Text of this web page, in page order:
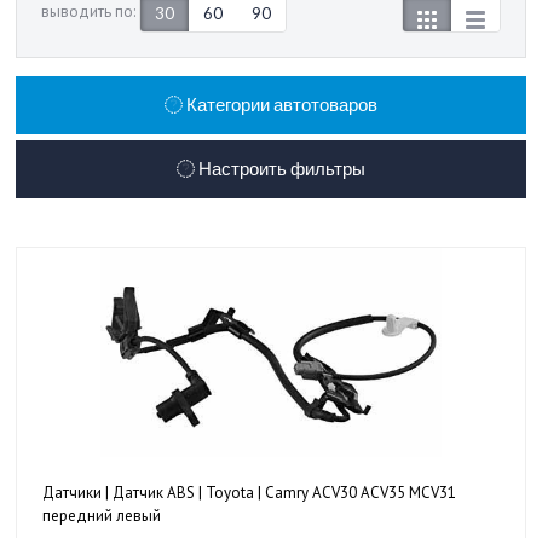
выводить по: 30 60 90
Категории автотоваров
Настроить фильтры
Датчики | Датчик ABS | Toyota | Camry ACV30 ACV35 MCV31
передний левый